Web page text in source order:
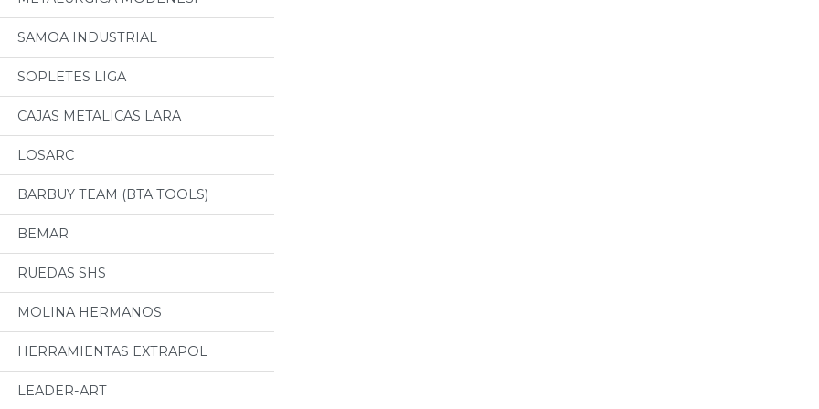
SAMOA INDUSTRIAL
SOPLETES LIGA
CAJAS METALICAS LARA
LOSARC
BARBUY TEAM (BTA TOOLS)
BEMAR
RUEDAS SHS
MOLINA HERMANOS
HERRAMIENTAS EXTRAPOL
LEADER-ART